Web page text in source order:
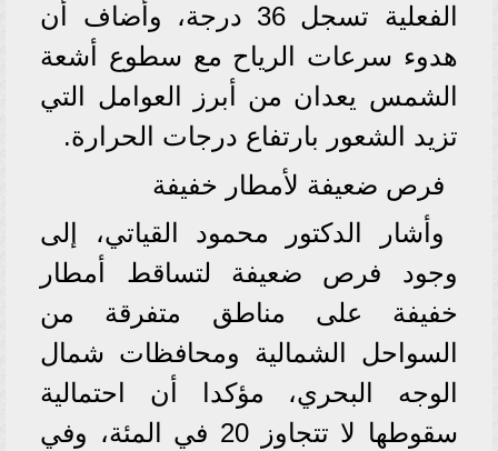
الفعلية تسجل 36 درجة، وأضاف أن
هدوء سرعات الرياح مع سطوع أشعة
الشمس يعدان من أبرز العوامل التي
تزيد الشعور بارتفاع درجات الحرارة.
فرص ضعيفة لأمطار خفيفة
وأشار الدكتور محمود القياتي، إلى
وجود فرص ضعيفة لتساقط أمطار
خفيفة على مناطق متفرقة من
السواحل الشمالية ومحافظات شمال
الوجه البحري، مؤكدا أن احتمالية
سقوطها لا تتجاوز 20 في المئة، وفي